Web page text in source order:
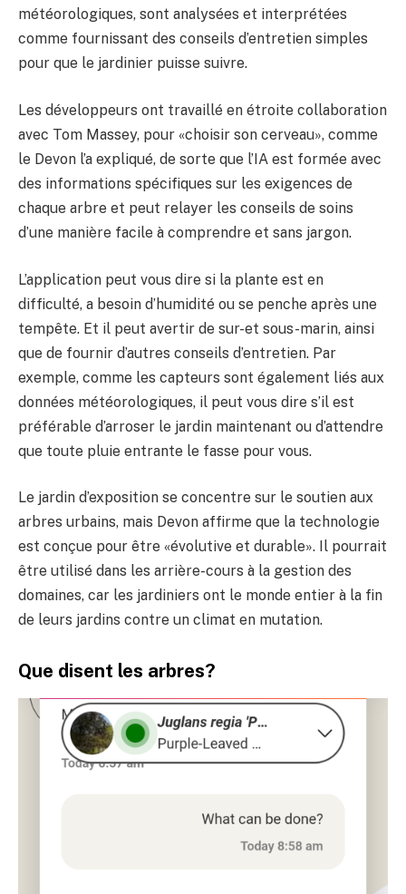
météorologiques, sont analysées et interprétées
comme fournissant des conseils d’entretien simples
pour que le jardinier puisse suivre.
Les développeurs ont travaillé en étroite collaboration
avec Tom Massey, pour «choisir son cerveau», comme
le Devon l’a expliqué, de sorte que l’IA est formée avec
des informations spécifiques sur les exigences de
chaque arbre et peut relayer les conseils de soins
d’une manière facile à comprendre et sans jargon.
L’application peut vous dire si la plante est en
difficulté, a besoin d’humidité ou se penche après une
tempête. Et il peut avertir de sur-et sous-marin, ainsi
que de fournir d’autres conseils d’entretien. Par
exemple, comme les capteurs sont également liés aux
données météorologiques, il peut vous dire s’il est
préférable d’arroser le jardin maintenant ou d’attendre
que toute pluie entrante le fasse pour vous.
Le jardin d’exposition se concentre sur le soutien aux
arbres urbains, mais Devon affirme que la technologie
est conçue pour être «évolutive et durable». Il pourrait
être utilisé dans les arrière-cours à la gestion des
domaines, car les jardiniers ont le monde entier à la fin
de leurs jardins contre un climat en mutation.
Que disent les arbres?